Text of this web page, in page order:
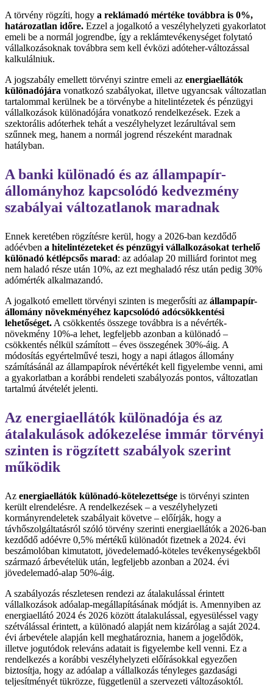
A törvény rögzíti, hogy a reklámadó mértéke továbbra is 0%,
határozatlan időre. Ezzel a jogalkotó a veszélyhelyzeti gyakorlatot
emeli be a normál jogrendbe, így a reklámtevékenységet folytató
vállalkozásoknak továbbra sem kell évközi adóteher-változással
kalkulálniuk.
A jogszabály emellett törvényi szintre emeli az energiaellátók
különadójára vonatkozó szabályokat, illetve ugyancsak változatlan
tartalommal kerülnek be a törvénybe a hitelintézetek és pénzügyi
vállalkozások különadójára vonatkozó rendelkezések. Ezek a
szektorális adóterhek tehát a veszélyhelyzet lezárultával sem
szűnnek meg, hanem a normál jogrend részeként maradnak
hatályban.
A banki különadó és az állampapír-
állományhoz kapcsolódó kedvezmény
szabályai változatlanok maradnak
Ennek keretében rögzítésre kerül, hogy a 2026-ban kezdődő
adóévben a hitelintézeteket és pénzügyi vállalkozásokat terhelő
különadó kétlépcsős marad: az adóalap 20 milliárd forintot meg
nem haladó része után 10%, az ezt meghaladó rész után pedig 30%
adómérték alkalmazandó.
A jogalkotó emellett törvényi szinten is megerősíti az állampapír-
állomány növekményéhez kapcsolódó adócsökkentési
lehetőséget. A csökkentés összege továbbra is a névérték-
növekmény 10%-a lehet, legfeljebb azonban a különadó –
csökkentés nélkül számított – éves összegének 30%-áig. A
módosítás egyértelművé teszi, hogy a napi átlagos állomány
számításánál az állampapírok névértékét kell figyelembe venni, ami
a gyakorlatban a korábbi rendeleti szabályozás pontos, változatlan
tartalmú átvételét jelenti.
Az energiaellátók különadója és az
átalakulások adókezelése immár törvényi
szinten is rögzített szabályok szerint
működik
Az energiaellátók különadó-kötelezettsége is törvényi szinten
került elrendelésre. A rendelkezések – a veszélyhelyzeti
kormányrendeletek szabályait követve – előírják, hogy a
távhőszolgáltatásról szóló törvény szerinti energiaellátók a 2026-ban
kezdődő adóévre 0,5% mértékű különadót fizetnek a 2024. évi
beszámolóban kimutatott, jövedelemadó-köteles tevékenységekből
származó árbevételük után, legfeljebb azonban a 2024. évi
jövedelemadó-alap 50%-áig.
A szabályozás részletesen rendezi az átalakulással érintett
vállalkozások adóalap-megállapításának módját is. Amennyiben az
energiaellátó 2024 és 2026 között átalakulással, egyesüléssel vagy
szétválással érintett, a különadó alapját nem kizárólag a saját 2024.
évi árbevétele alapján kell meghatároznia, hanem a jogelődök,
illetve jogutódok releváns adatait is figyelembe kell venni. Ez a
rendelkezés a korábbi veszélyhelyzeti előírásokkal egyezően
biztosítja, hogy az adóalap a vállalkozás tényleges gazdasági
teljesítményét tükrözze, függetlenül a szervezeti változásoktól.